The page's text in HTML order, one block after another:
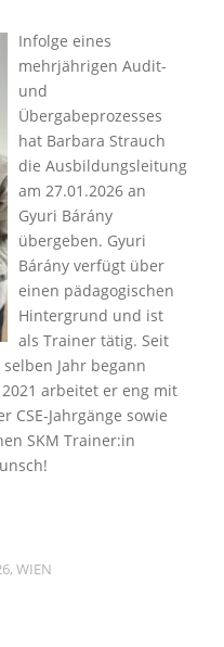
Infolge eines
mehrjährigen Audit-
und
Übergabeprozesses
hat Barbara Strauch
die Ausbildungsleitung
am 27.01.2026 an
Gyuri Bárány
übergeben. Gyuri
Bárány verfügt über
einen pädagogischen
Hintergrund und ist
als Trainer tätig. Seit
Jahr begann
arbeitet er eng mit
CSE-Jahrgänge sowie
SKM Trainer:in
, WIEN